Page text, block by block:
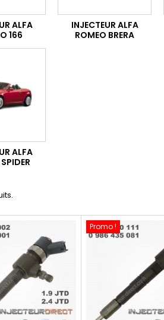
ALFA
166
INJECTEUR ALFA
ROMEO BRERA
ALFA
Promo !